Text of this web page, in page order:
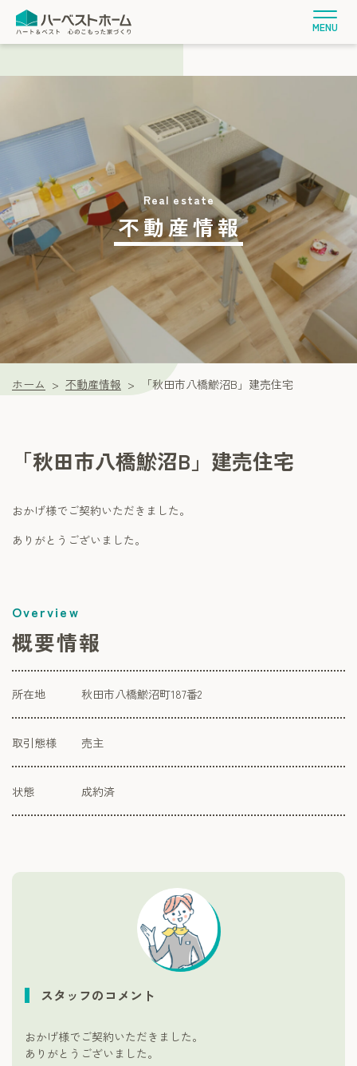
MENU
不動産情報
ホーム 不動産情報 「秋田市八橋鯲沼B」建売住宅
「秋田市八橋鯲沼B」建売住宅
おかげ様でご契約いただきました。
ありがとうございました。
概要情報
所在地 秋田市八橋鯲沼町187番2
取引態様 売主
状態 成約済
スタッフのコメント
おかげ様でご契約いただきました。
ありがとうございました。